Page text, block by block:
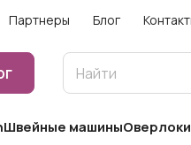
Партнеры Блог
Швейные машиныОверлоки